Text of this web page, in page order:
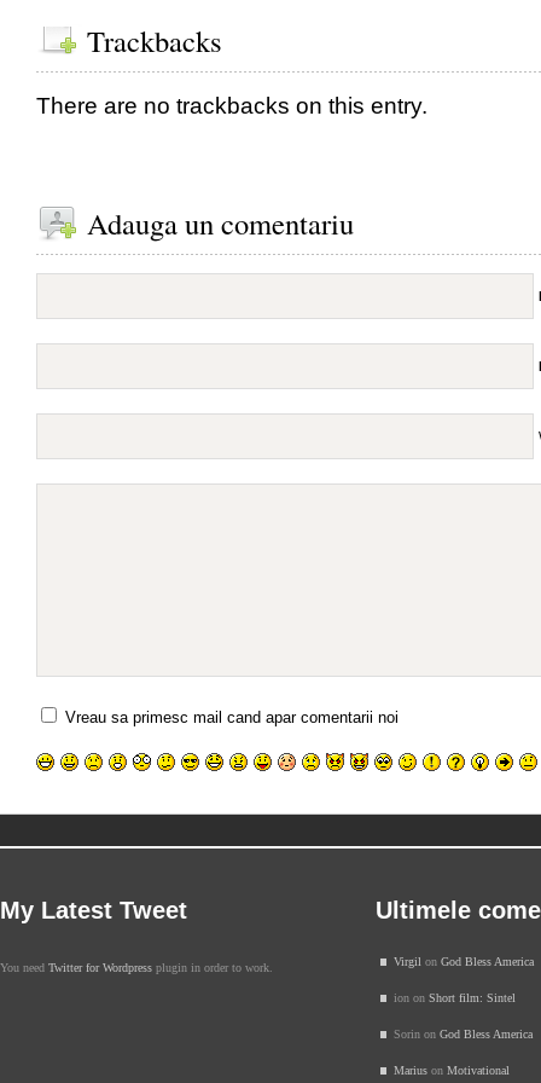
Trackbacks
There are no trackbacks on this entry.
Adauga un comentariu
Vreau sa primesc mail cand apar comentarii noi
My Latest Tweet
You need Twitter for Wordpress plugin in order to work.
Ultimele
Virgil on God Bless America
ion on Short film: Sintel
Sorin on God Bless America
Marius on Motivational